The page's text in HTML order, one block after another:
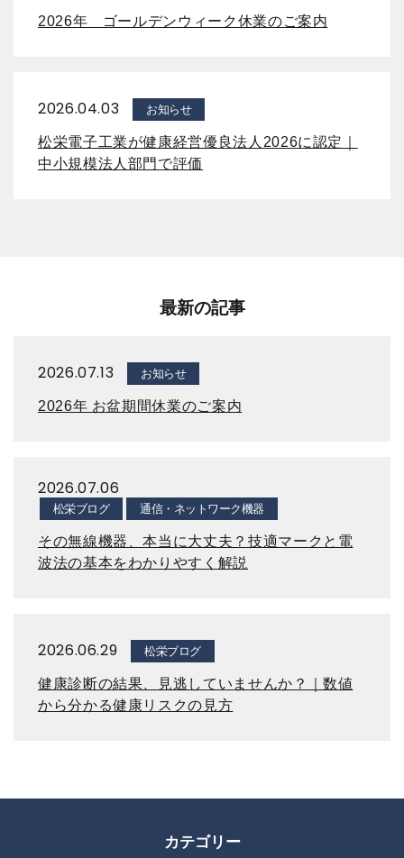
2026年 ゴールデンウィーク休業のご案内
2026.04.03 お知らせ
松栄電子工業が健康経営優良法人2026に認定｜
中小規模法人部門で評価
最新の記事
2026.07.13 お知らせ
2026年 お盆期間休業のご案内
2026.07.06
松栄ブログ 通信・ネットワーク機器
その無線機器、本当に大丈夫？技適マークと電
波法の基本をわかりやすく解説
2026.06.29 松栄ブログ
健康診断の結果、見逃していませんか？｜数値
から分かる健康リスクの見方
カテゴリー